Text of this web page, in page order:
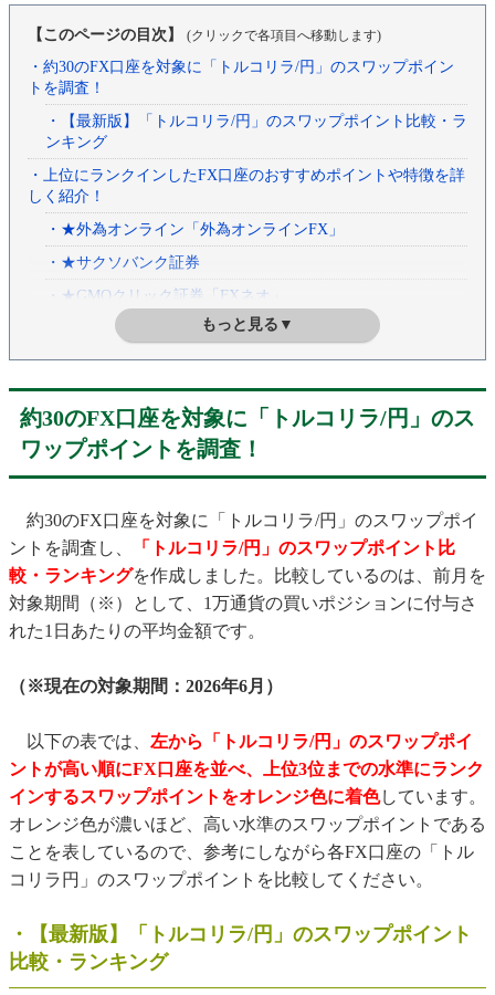
【このページの目次】 (クリックで各項目へ移動します)
・約30のFX口座を対象に「トルコリラ/円」のスワップポイン
トを調査！
・【最新版】「トルコリラ/円」のスワップポイント比較・ラ
ンキング
・上位にランクインしたFX口座のおすすめポイントや特徴を詳
しく紹介！
・★外為オンライン「外為オンラインFX」
・★サクソバンク証券
・★GMOクリック証券「FXネオ」
・★セントラル短資ＦＸ「ＦＸダイレクトプラス」
・「年間スワップポイントランキング」で、1年間に付与され
もっと見る▼
約30のFX口座を対象に「トルコリラ/円」のス
ワップポイントを調査！
約30のFX口座を対象に「トルコリラ/円」のスワップポイ
ントを調査し、
「トルコリラ/円」のスワップポイント比
較・ランキングを作成しました。比較しているのは、前月を
対象期間（※）として、1万通貨の買いポジションに付与さ
れた1日あたりの平均金額です。
（※現在の対象期間：2026年6月）
以下の表では、 左から「トルコリラ/円」のスワップポイ
ントが高い順にFX口座を並べ、上位3位までの水準にランク
インするスワップポイントをオレンジ色に着色しています。
オレンジ色が濃いほど、高い水準のスワップポイントである
ことを表しているので、参考にしながら各FX口座の「トル
コリラ円」のスワップポイントを比較してください。
・【最新版】「トルコリラ/円」のスワップポイント
比較・ランキング